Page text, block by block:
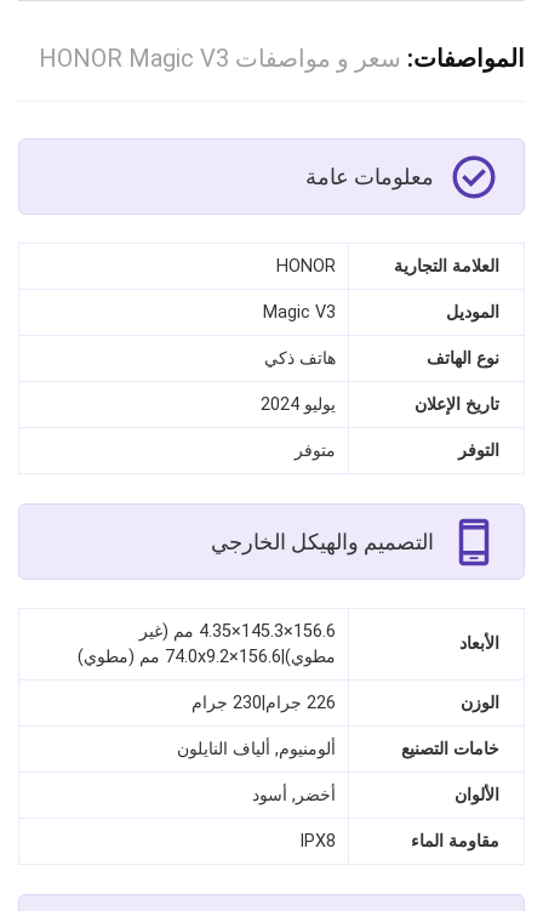
المواصفات: سعر و مواصفات HONOR Magic V3
معلومات عامة
العلامة التجارية HONOR
الموديل Magic V3
نوع الهاتف هاتف ذكي
تاريخ الإعلان يوليو 2024
التوفر متوفر
التصميم والهيكل الخارجي
الأبعاد
156.6×145.3×4.35 مم (غير
مطوي)|156.6×74.0x9.2 مم (مطوي)
الوزن 226 جرام|230 جرام
خامات التصنيع ألومنيوم, ألياف النايلون
الألوان أخضر, أسود
مقاومة الماء IPX8